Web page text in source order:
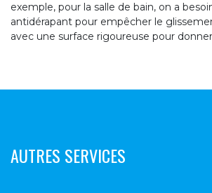
exemple, pour la salle de bain, on a
antidérapant pour empêcher le
avec une surface rigoureuse pour
AUTRES SERVICES